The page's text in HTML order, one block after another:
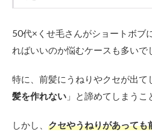
50代×くせ毛さんがショートボブ
ればいいのか悩むケースも多いで
特に、前髪にうねりやクセが出て
髪を作れない 」と諦めてしまうこ
しかし、 クセやうねりがあっても